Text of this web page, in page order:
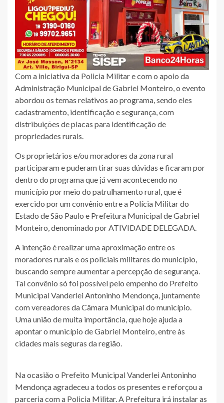
Com a iniciativa da Policia Militar e com o apoio da
Administração Municipal de Gabriel Monteiro, o evento
abordou os temas relativos ao programa, sendo eles
cadastramento, identificação e segurança, com
distribuições de placas para identificação de
propriedades rurais.
Os proprietários e/ou moradores da zona rural
participaram e puderam tirar suas dúvidas e ficaram por
dentro do programa que já vem acontecendo no
município por meio do patrulhamento rural, que é
exercido por um convênio entre a Polícia Militar do
Estado de São Paulo e Prefeitura Municipal de Gabriel
Monteiro, denominado por ATIVIDADE DELEGADA.
A intenção é realizar uma aproximação entre os
moradores rurais e os policiais militares do município,
buscando sempre aumentar a percepção de segurança.
Tal convênio só foi possível pelo empenho do Prefeito
Municipal Vanderlei Antoninho Mendonça, juntamente
com vereadores da Câmara Municipal do município.
Uma união de muita importância, que hoje ajuda a
apontar o município de Gabriel Monteiro, entre às
cidades mais seguras da região.
Na ocasião o Prefeito Municipal Vanderlei Antoninho
Mendonça agradeceu a todos os presentes e reforçou a
parceria com a Policia Militar. A Prefeitura irá instalar as